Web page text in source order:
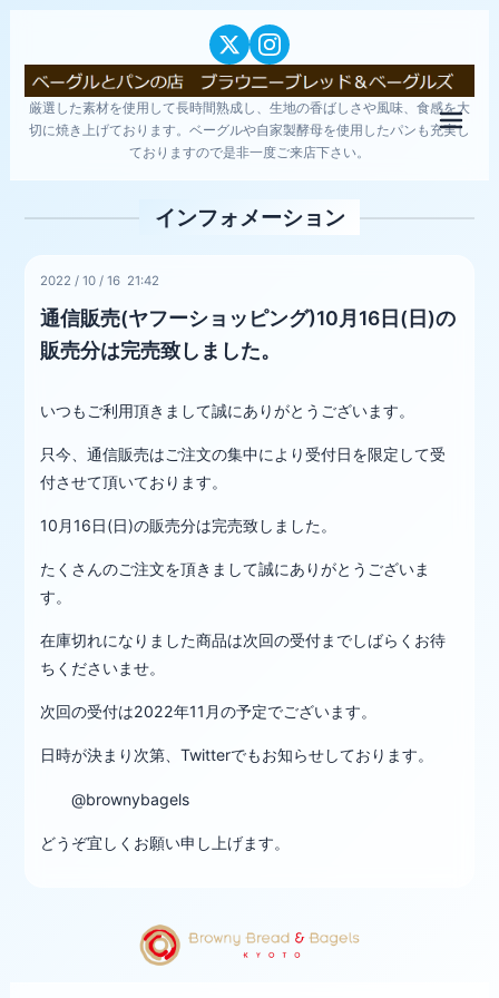
厳選した素材を使用して長時間熟成し、生地の香ばしさや風味、食感を大
切に焼き上げております。ベーグルや自家製酵母を使用したパンも充実し
ておりますので是非一度ご来店下さい。
メ
インフォメーション
2022 /10 /16 21:42
通信販売(ヤフーショッピング)10月16日(日)の
販売分は完売致しました。
いつもご利用頂きまして誠にありがとうございます。
只今、通信販売はご注文の集中により受付日を限定して受
付させて頂いております。
10月16日(日)の販売分は完売致しました。
たくさんのご注文を頂きまして誠にありがとうございま
す。
在庫切れになりました商品は次回の受付までしばらくお待
ちくださいませ。
次回の受付は2022年11月の予定でございます。
日時が決まり次第、Twitterでもお知らせしております。
@brownybagels
どうぞ宜しくお願い申し上げます。